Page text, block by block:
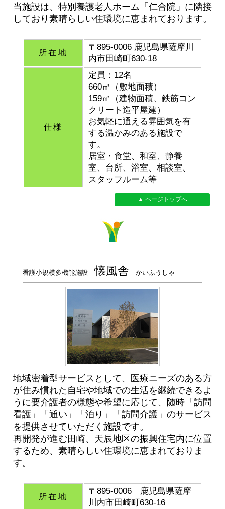
当施設は、特別養護老人ホーム「仁合院」に隣接
しており素晴らしい住環境に恵まれております。
所在地
〒895-0006 鹿児島県薩摩川
内市田崎町630-18
仕様
定員：12名
660㎡（敷地面積）
159㎡（建物面積、鉄筋コン
クリート造平屋建）
お気軽に通える雰囲気を有
する温かみのある施設で
す。
居室・食堂、和室、静養
室、台所、浴室、相談室、
スタッフルーム等
▲ ページトップへ
看護小規模多機能施設懐風舎 かいふうしゃ
地域密着型サービスとして、医療ニーズのある方
が住み慣れた自宅や地域での生活を継続できるよ
うに要介護者の様態や希望に応じて、随時「訪問
看護」「通い」「泊り」「訪問介護」のサービス
を提供させていただく施設です。
再開発が進む田崎、天辰地区の振興住宅内に位置
するため、素晴らしい住環境に恵まれておりま
す。
所在地
〒895-0006 鹿児島県薩摩
川内市田崎町630-16